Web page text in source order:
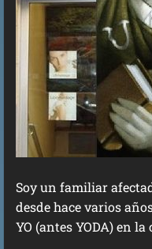
Soy un familiar
desde hace varios
YO (antes YODA) en